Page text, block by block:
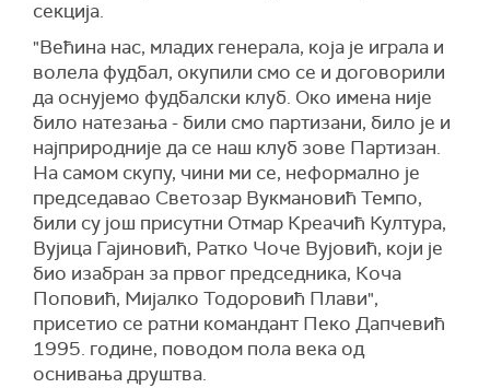
секција.
"Већина нас, младих генерала, која је играла и
волела фудбал, окупили смо се и договорили
да оснујемо фудбалски клуб. Око имена није
било натезања - били смо партизани, било је и
најприродније да се наш клуб зове Партизан.
На самом скупу, чини ми се, неформално је
председавао Светозар Вукмановић Темпо,
били су још присутни Отмар Креачић Култура,
Вујица Гајиновић, Ратко Чоче Вујовић, који је
био изабран за првог председника, Коча
Поповић, Мијалко Тодоровић Плави",
присетио се ратни командант Пеко Дапчевић
1995. године, поводом пола века од
оснивања друштва.